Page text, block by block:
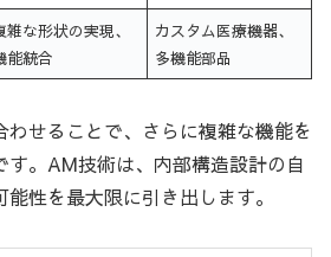
雑な形状の実現、
能統合
カスタム医療機器、
多機能部品
わせることで、さらに複雑な機能を
す。AM技術は、内部構造設計の自
性を最大限に引き出します。